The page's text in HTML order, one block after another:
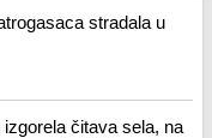
stradala u
čitava sela, na